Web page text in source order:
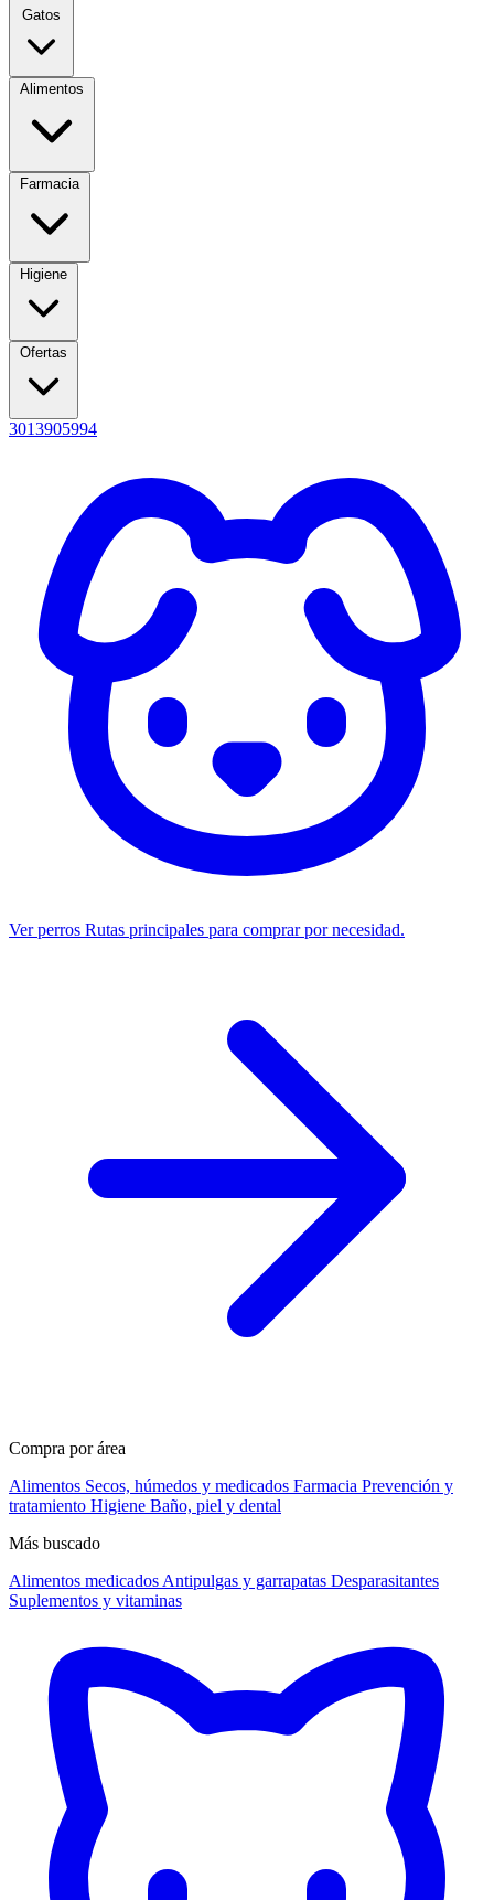
Gatos
Alimentos
Farmacia
Higiene
Ofertas
3013905994
Ver perros Rutas principales para comprar por necesidad.
Compra por área
Alimentos Secos, húmedos y medicados Farmacia Prevención y
tratamiento Higiene Baño, piel y dental
Más buscado
Alimentos medicados Antipulgas y garrapatas Desparasitantes
Suplementos y vitaminas